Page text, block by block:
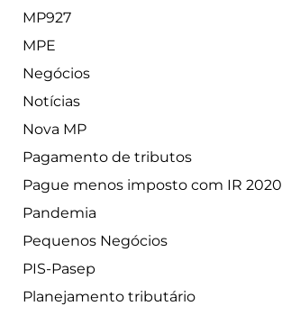
MP927
MPE
Negócios
Notícias
Nova MP
Pagamento de tributos
Pague menos imposto com IR 2020
Pandemia
Pequenos Negócios
PIS-Pasep
Planejamento tributário